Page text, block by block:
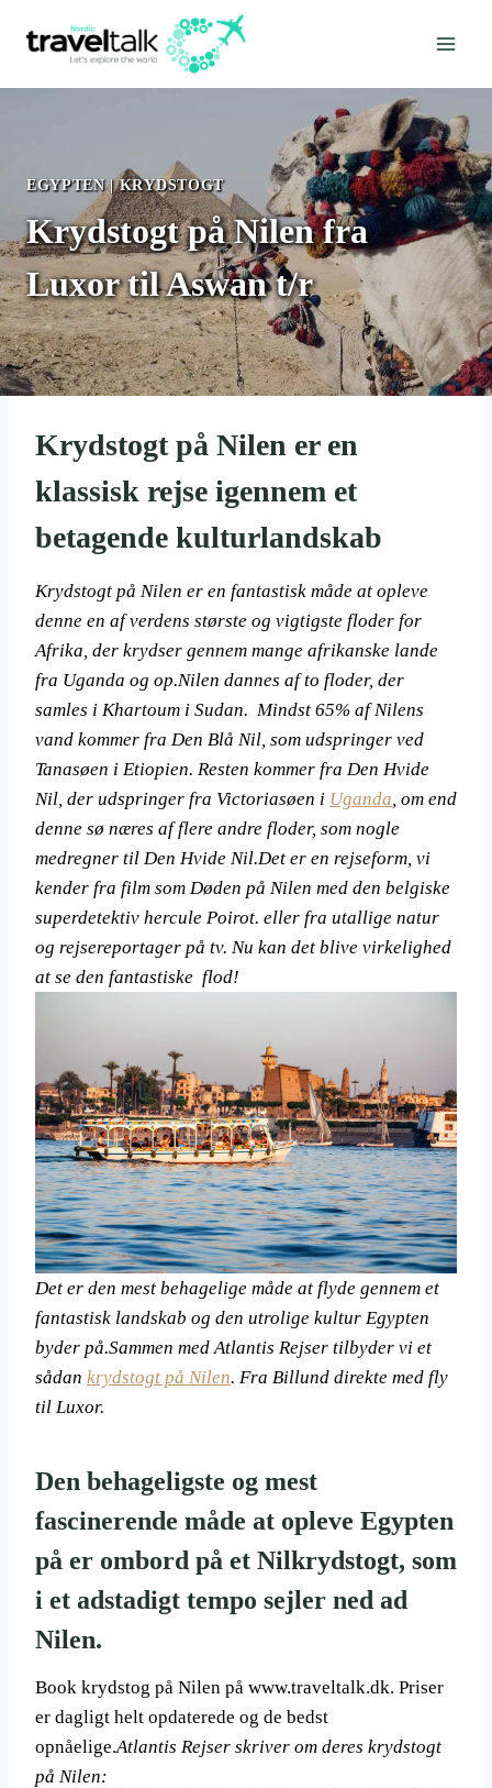
EGYPTEN|KRYDSTOGT
Krydstogt på Nilen fra
Luxor til Aswan t/r
Krydstogt på Nilen er en
klassisk rejse igennem et
betagende kulturlandskab
Krydstogt på Nilen er en fantastisk måde at opleve
denne en af verdens største og vigtigste floder for
Afrika, der krydser gennem mange afrikanske lande
fra Uganda og op.Nilen dannes af to floder, der
samles i Khartoum i Sudan. Mindst 65% af Nilens
vand kommer fra Den Blå Nil, som udspringer ved
Tanasøen i Etiopien. Resten kommer fra Den Hvide
Nil, der udspringer fra Victoriasøen i Uganda, om end
denne sø næres af flere andre floder, som nogle
medregner til Den Hvide Nil.Det er en rejseform, vi
kender fra film som Døden på Nilen med den belgiske
superdetektiv hercule Poirot. eller fra utallige natur
og rejsereportager på tv. Nu kan det blive virkelighed
at se den fantastiske flod!
Det er den mest behagelige måde at flyde gennem et
fantastisk landskab og den utrolige kultur Egypten
byder på.Sammen med Atlantis Rejser tilbyder vi et
sådan krydstogt på Nilen. Fra Billund direkte med fly
til Luxor.
Den behageligste og mest
fascinerende måde at opleve Egypten
på er ombord på et Nilkrydstogt, som
i et adstadigt tempo sejler ned ad
Nilen.
Book krydstog på Nilen på www.traveltalk.dk. Priser
er dagligt helt opdaterede og de bedst
opnåelige.Atlantis Rejser skriver om deres krydstogt
på Nilen: